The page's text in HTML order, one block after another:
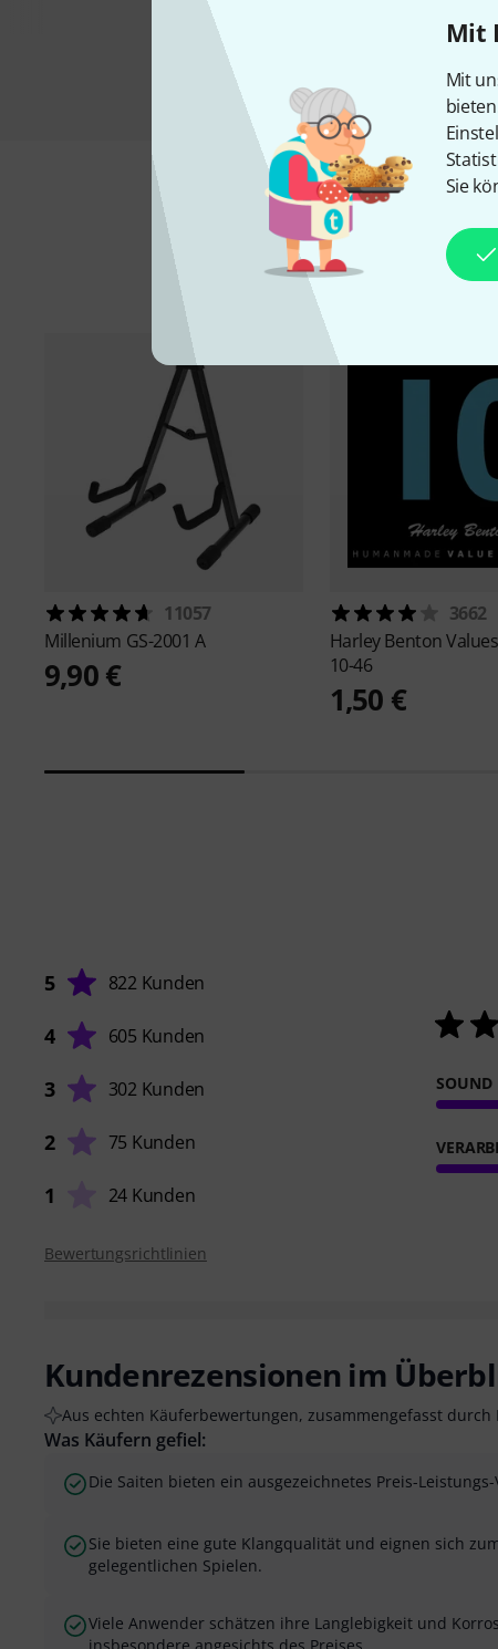
Mit
Mit
Sie
11057
Millenium GS-2001 A
9,90 €
3662
Harley Benton
10-46
1,50 €
5 822 Kunden
4 605 Kunden
3 302 Kunden
2 75 Kunden
1 24 Kunden
SOUND
Bewertungsrichtlinien
Kundenrezensionen im
Aus echten Käuferbewertungen, zusammengefasst durch
Was Käufern gefiel:
Die Saiten bieten ein ausgezeichnetes Preis-
Sie bieten eine gute Klangqualität und eignen sich
gelegentlichen Spielen.
Viele Anwender schätzen ihre Langlebigkeit und